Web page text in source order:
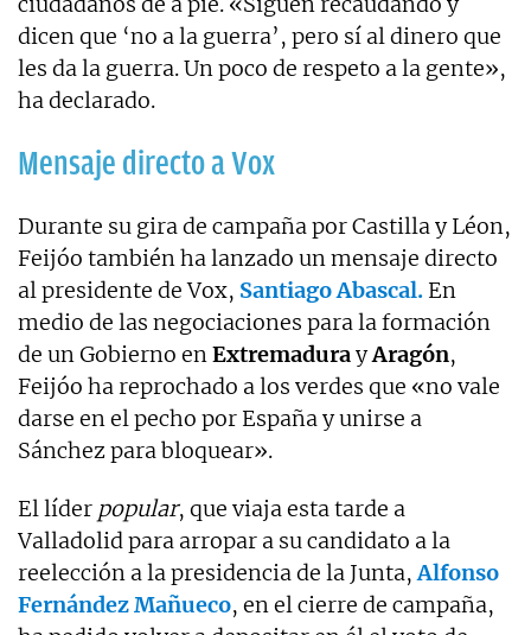
dicen que ‘no a la guerra’, pero sí al dinero que
les da la guerra. Un poco de respeto a la gente»,
ha declarado.
Mensaje directo a Vox
Durante su gira de campaña por Castilla y Léon,
Feijóo también ha lanzado un mensaje directo
al presidente de Vox, Santiago Abascal. En
medio de las negociaciones para la formación
de un Gobierno enExtremadurayAragón,
Feijóo ha reprochado a los verdes que «no vale
darse en el pecho por España y unirse a
Sánchez para bloquear».
El líder popular, que viaja esta tarde a
Valladolid para arropar a su candidato a la
reelección a la presidencia de la Junta,Alfonso
Fernández Mañueco, en el cierre de campaña,